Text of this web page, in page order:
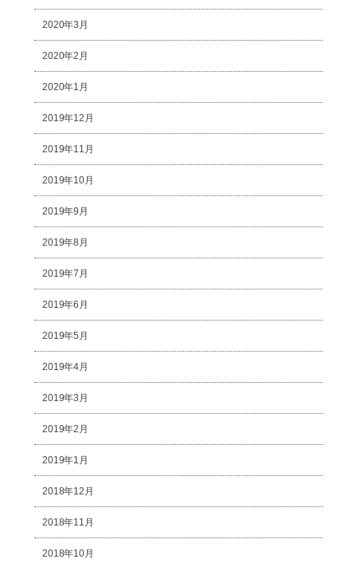
2020年3月
2020年2月
2020年1月
2019年12月
2019年11月
2019年10月
2019年9月
2019年8月
2019年7月
2019年6月
2019年5月
2019年4月
2019年3月
2019年2月
2019年1月
2018年12月
2018年11月
2018年10月